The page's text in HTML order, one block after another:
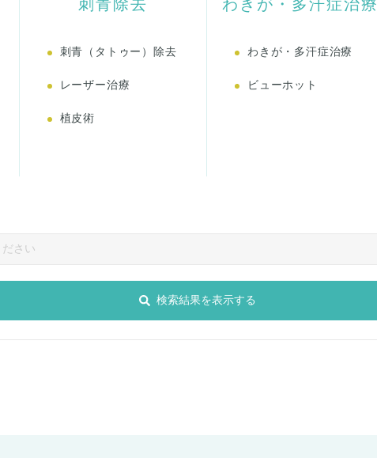
刺青除去
刺青（タトゥー）除去
レーザー治療
植皮術
わきが・多汗症治療
わきが・多汗症治療
ビューホット
検索結果を表示する